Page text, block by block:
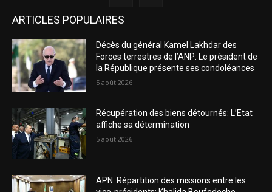
ARTICLES POPULAIRES
Décès du général Kamel Lakhdar des
Forces terrestres de l’ANP: Le président de
la République présente ses condoléances
5 août 2026
Récupération des biens détournés: L’Etat
affiche sa détermination
5 août 2026
APN: Répartition des missions entre les